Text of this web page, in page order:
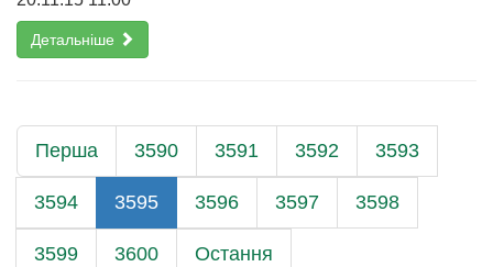
Детальніше
Перша 3590 3591 3592 3593
3594 3595 3596 3597 3598
3599 3600 Остання